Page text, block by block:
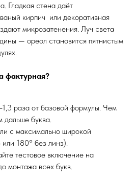
Гладкая стена даёт
кирпич или декоративная
микрозатенения. Луч света
— ореол становится пятнистым
фактурная?
раза от базовой формулы. Чем
дальше буква.
с максимально широкой
180° без линз).
тестовое включение на
монтажа всех букв.